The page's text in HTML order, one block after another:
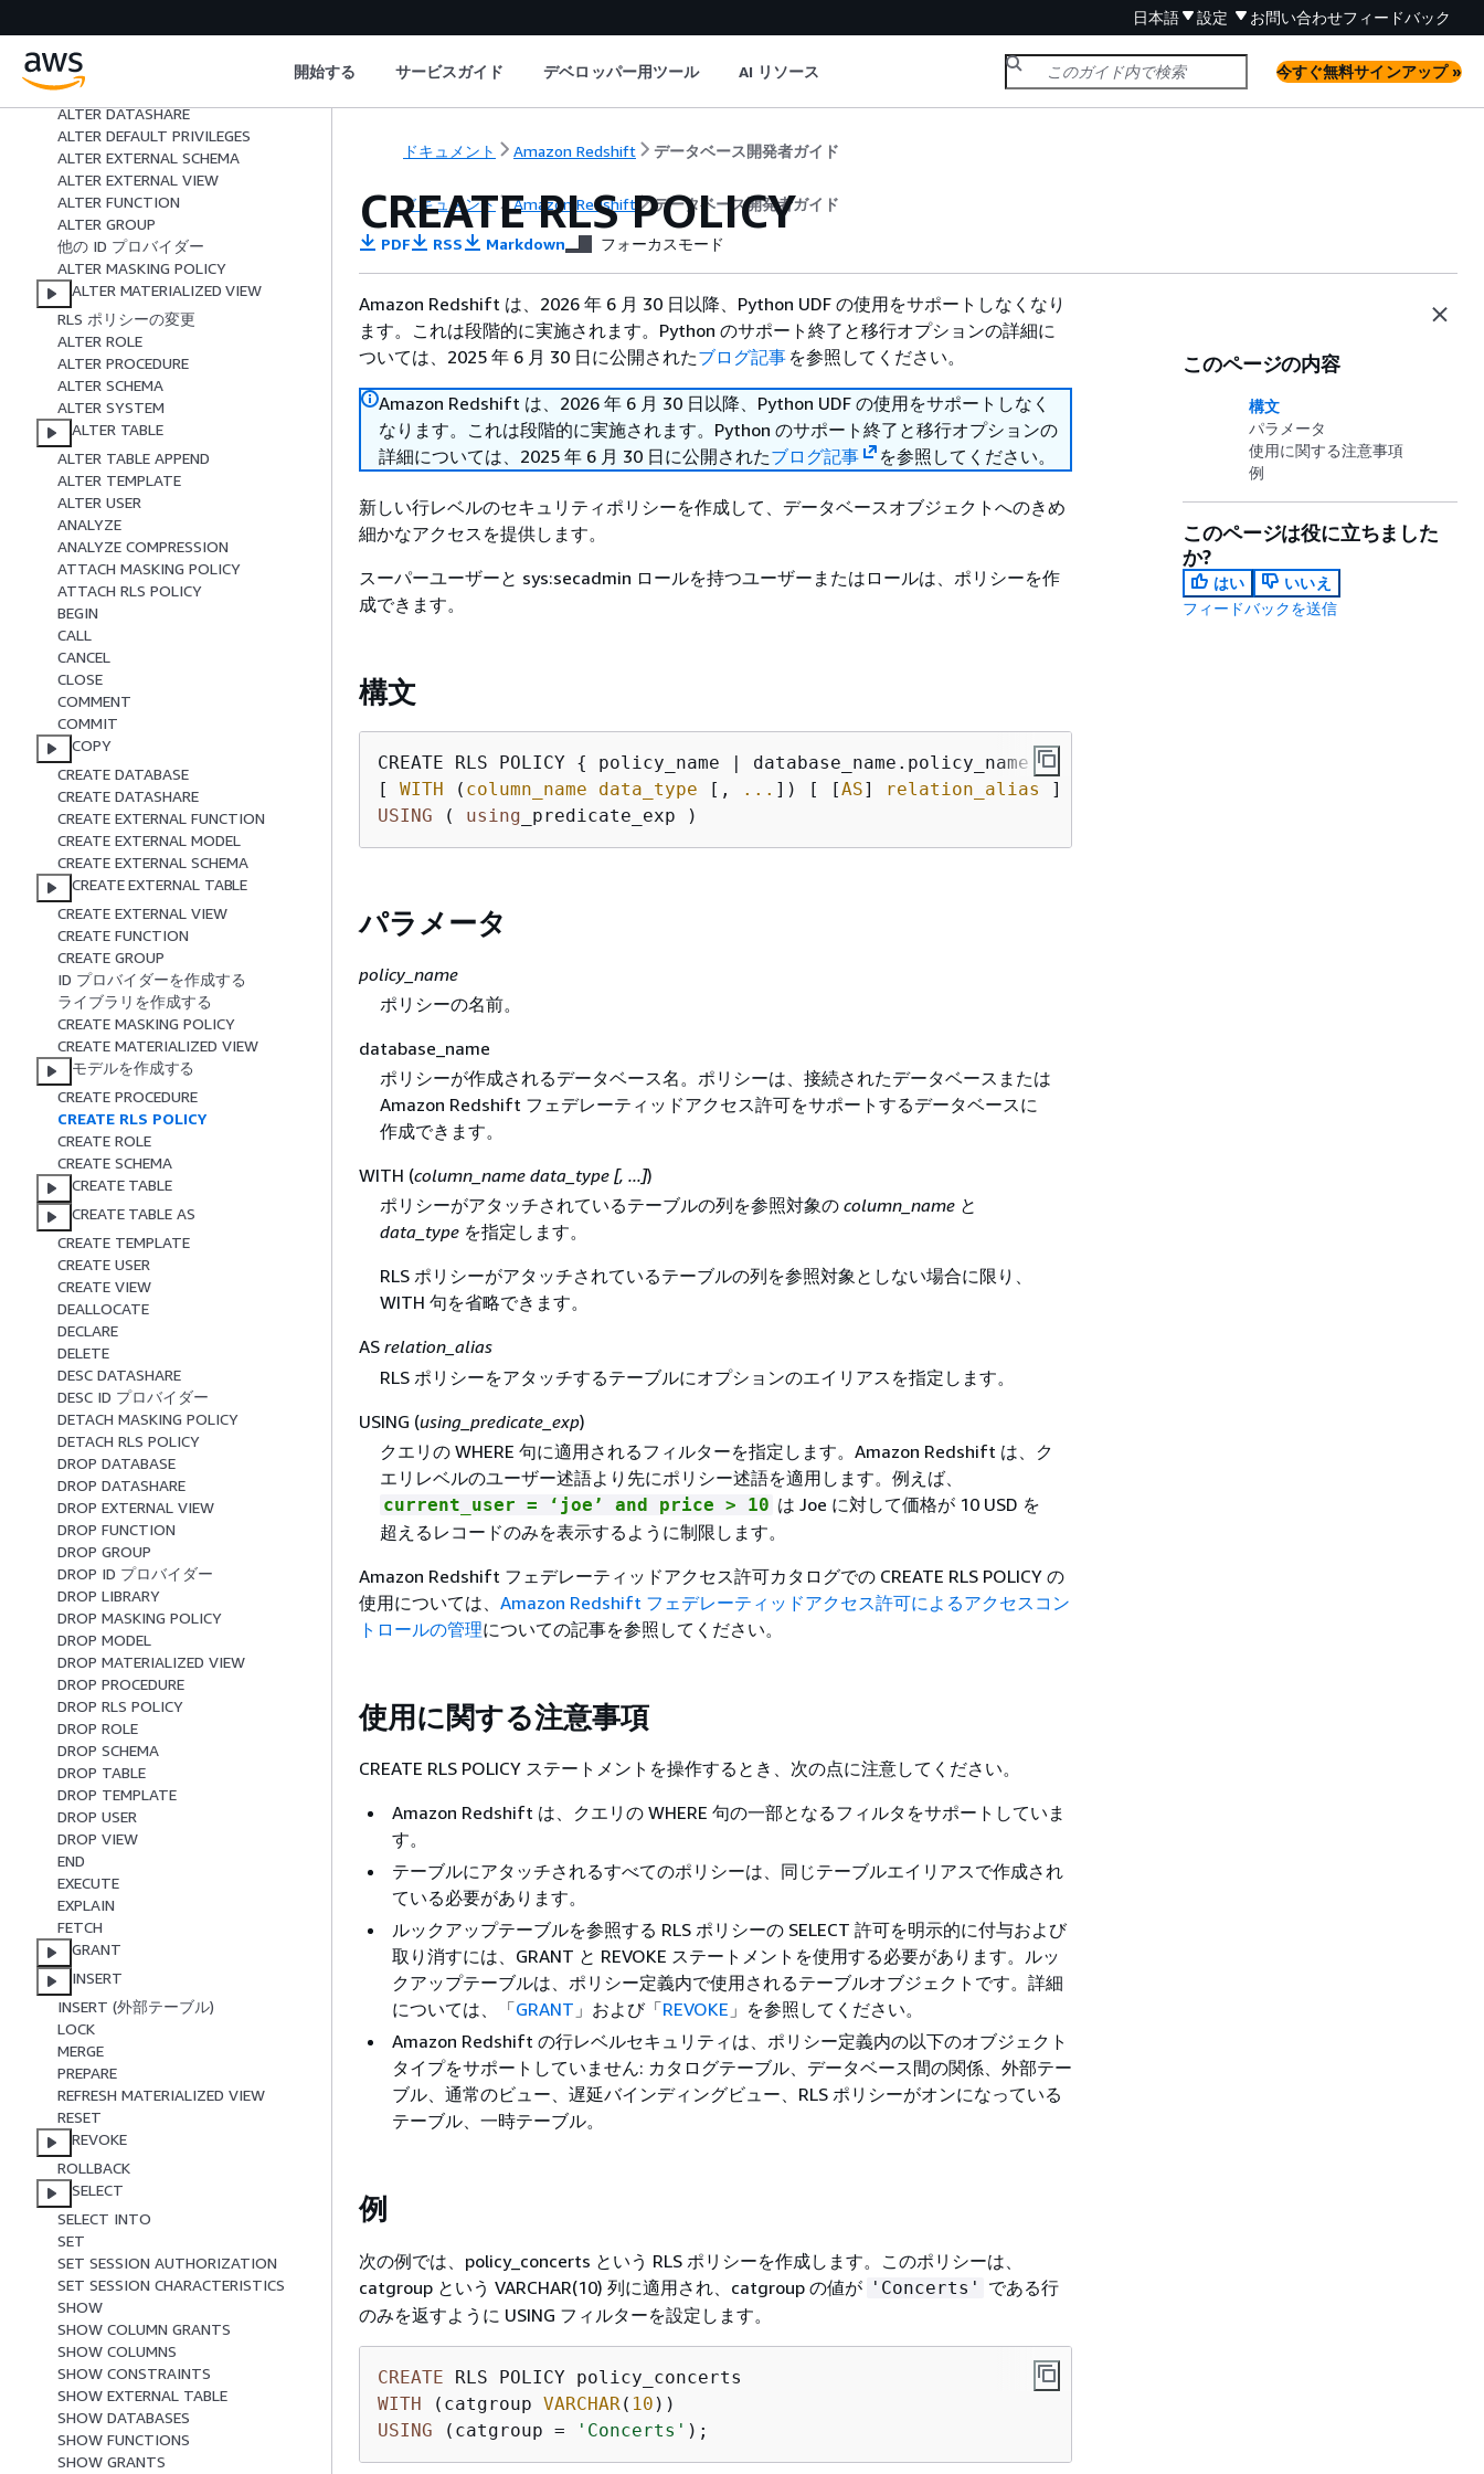
日本語 設定 お問い合わせフィードバック
開始する サービスガイド デベロッパー用ツール AI リソース 今すぐ無料サインアップ »
SQL コマンド
ABORT
ALTER DATABASE
ALTER DATASHARE
ALTER DEFAULT PRIVILEGES
ALTER EXTERNAL SCHEMA
ALTER EXTERNAL VIEW
ALTER FUNCTION
ALTER GROUP
他の ID プロバイダー
ALTER MASKING POLICY
ALTER MATERIALIZED VIEW
RLS ポリシーの変更
ALTER ROLE
ALTER PROCEDURE
ALTER SCHEMA
ALTER SYSTEM
ALTER TABLE
ALTER TABLE APPEND
ALTER TEMPLATE
ALTER USER
ANALYZE
ANALYZE COMPRESSION
ATTACH MASKING POLICY
ATTACH RLS POLICY
BEGIN
CALL
CANCEL
CLOSE
COMMENT
COMMIT
COPY
CREATE DATABASE
CREATE DATASHARE
CREATE EXTERNAL FUNCTION
CREATE EXTERNAL MODEL
CREATE EXTERNAL SCHEMA
CREATE EXTERNAL TABLE
CREATE EXTERNAL VIEW
CREATE FUNCTION
CREATE GROUP
ID プロバイダーを作成する
ライブラリを作成する
CREATE MASKING POLICY
CREATE MATERIALIZED VIEW
モデルを作成する
CREATE PROCEDURE
CREATE RLS POLICY
CREATE ROLE
CREATE SCHEMA
CREATE TABLE
CREATE TABLE AS
CREATE TEMPLATE
CREATE USER
CREATE VIEW
DEALLOCATE
DECLARE
DELETE
DESC DATASHARE
DESC ID プロバイダー
DETACH MASKING POLICY
DETACH RLS POLICY
DROP DATABASE
DROP DATASHARE
DROP EXTERNAL VIEW
DROP FUNCTION
DROP GROUP
DROP ID プロバイダー
DROP LIBRARY
DROP MASKING POLICY
DROP MODEL
DROP MATERIALIZED VIEW
DROP PROCEDURE
DROP RLS POLICY
DROP ROLE
DROP SCHEMA
DROP TABLE
DROP TEMPLATE
DROP USER
DROP VIEW
END
EXECUTE
EXPLAIN
FETCH
GRANT
INSERT
INSERT (外部テーブル)
LOCK
MERGE
PREPARE
REFRESH MATERIALIZED VIEW
RESET
REVOKE
ROLLBACK
SELECT
SELECT INTO
SET
SET SESSION AUTHORIZATION
SET SESSION CHARACTERISTICS
SHOW
SHOW COLUMN GRANTS
SHOW COLUMNS
SHOW CONSTRAINTS
SHOW EXTERNAL TABLE
SHOW DATABASES
SHOW FUNCTIONS
SHOW GRANTS
ドキュメント Amazon Redshift データベース開発者ガイド
ドキュメント Amazon Redshift データベース開発者ガイド
CREATE RLS POLICY
PDF RSS Markdown フォーカスモード
Amazon Redshift は、2026 年 6 月 30 日以降、Python UDF の使用をサポートしなくなり
ます。これは段階的に実施されます。Python のサポート終了と移行オプションの詳細に
ついては、2025 年 6 月 30 日に公開されたブログ記事 を参照してください。
Amazon Redshift は、2026 年 6 月 30 日以降、Python UDF の使用をサポートしなく
なります。これは段階的に実施されます。Python のサポート終了と移行オプションの
詳細については、2025 年 6 月 30 日に公開されたブログ記事 を参照してください。
新しい行レベルのセキュリティポリシーを作成して、データベースオブジェクトへのきめ
細かなアクセスを提供します。
スーパーユーザーと sys:secadmin ロールを持つユーザーまたはロールは、ポリシーを作
成できます。
構文
CREATE RLS POLICY {
[ WITH ( column_name data_type [, ... ]) [ [AS] relation_alias
] ]
USING ( using
パラメータ
policy_name
ポリシーの名前。
database_name
ポリシーが作成されるデータベース名。ポリシーは、接続されたデータベースまたは
Amazon Redshift フェデレーティッドアクセス許可をサポートするデータベースに
作成できます。
WITH (column_name data_type [, ...])
ポリシーがアタッチされているテーブルの列を参照対象の column_nameと
data_typeを指定します。
RLS ポリシーがアタッチされているテーブルの列を参照対象としない場合に限り、
WITH 句を省略できます。
AS relation_alias
RLS ポリシーをアタッチするテーブルにオプションのエイリアスを指定します。
USING (using_predicate_exp)
クエリの WHERE 句に適用されるフィルターを指定します。Amazon Redshift は、ク
エリレベルのユーザー述語より先にポリシー述語を適用します。例えば、
current_user = ‘joe’ and price > 10 は Joe に対して価格が 10 USD を
超えるレコードのみを表示するように制限します。
Amazon Redshift フェデレーティッドアクセス許可カタログでの CREATE RLS POLICY の
使用については、 Amazon Redshift フェデレーティッドアクセス許可によるアクセスコン
トロールの管理についての記事を参照してください。
使用に関する注意事項
CREATE RLS POLICY ステートメントを操作するとき、次の点に注意してください。
Amazon Redshift は、クエリの WHERE 句の一部となるフィルタをサポートしていま
す。
テーブルにアタッチされるすべてのポリシーは、同じテーブルエイリアスで作成され
ている必要があります。
ルックアップテーブルを参照する RLS ポリシーの SELECT 許可を明示的に付与および
取り消すには、GRANT と REVOKE ステートメントを使用する必要があります。ルッ
クアップテーブルは、ポリシー定義内で使用されるテーブルオブジェクトです。詳細
については、「GRANT 」および「REVOKE 」を参照してください。
Amazon Redshift の行レベルセキュリティは、ポリシー定義内の以下のオブジェクト
タイプをサポートしていません: カタログテーブル、データベース間の関係、外部テー
ブル、通常のビュー、遅延バインディングビュー、RLS ポリシーがオンになっている
テーブル、一時テーブル。
例
次の例では、policy_concerts という RLS ポリシーを作成します。このポリシーは、
catgroup という VARCHAR(10) 列に適用され、catgroup の値が 'Concerts'
である行
のみを返すように USING フィルターを設定します。
CREATE
WITH (catgroup VARCHAR ( 10
USING (catgroup = 'Concerts' );
このページの内容
構文
パラメータ
使用に関する注意事項
例
このページは役に立ちました
か?
はい
いいえ
フィードバックを送信